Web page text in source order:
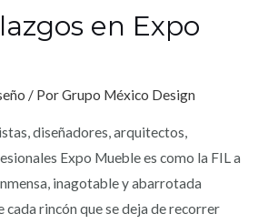
en Expo
/ PorGrupo México Design
diseñadores, arquitectos,
Expo Mueble es como la FIL a
inagotable y abarrotada
cada rincón que se deja de recorrer